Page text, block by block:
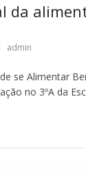
da
admin
se Alimentar
no 3ºA da